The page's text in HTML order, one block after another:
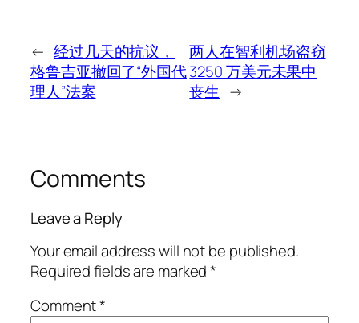
← 经过几天的抗议，
格鲁吉亚撤回了“外国代
理人”法案
两人在智利机场盗窃
3250 万美元未果中
丧生 →
Comments
Leave a Reply
Your email address will not be published.
Required fields are marked*
Comment*